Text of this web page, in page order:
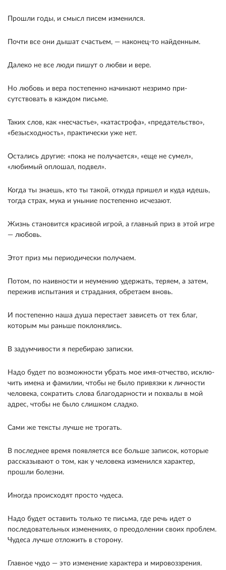
Прошли годы, и смысл писем изменился.
Почти все они дышат счастьем, — наконец-то найденным.
Далеко не все люди пишут о любви и вере.
Но любовь и вера постепенно начинают незримо при­
сутствовать в каждом письме.
Таких слов, как «не­счастье», «катастрофа», «предательство»,
«безыс­ходность», практически уже нет.
Остались другие: «пока не получается», «еще не сумел»,
«любимый оплошал, подвел».
Когда ты знаешь, кто ты такой, откуда пришел и куда идешь,
тогда страх, мука и уныние постепенно исчезают.
Жизнь становится красивой игрой, а главный приз в этой игре
— любовь.
Этот приз мы периодически получаем.
Потом, по наивности и не­умению удержать, теряем, а затем,
пережив испыта­ния и страдания, обретаем вновь.
И постепенно наша душа перестает зависеть от тех благ,
которым мы раньше поклонялись.
В задумчивости я перебираю записки.
Надо будет по возможности убрать мое имя-отчество, исклю­
чить имена и фамилии, чтобы не было привязки к личности
человека, сократить слова благодарности и похвалы в мой
адрес, чтобы не было слишком слад­ко.
Сами же тексты лучше не трогать.
В последнее время появляется все больше запи­сок, которые
рассказывают о том, как у человека из­менился характер,
прошли болезни.
Иногда проис­ходят просто чудеса.
Надо будет оставить только те письма, где речь идет о
последовательных изменени­ях, о преодолении своих проблем.
Чудеса лучше от­ложить в сторону.
Главное чудо — это изменение характера и миро­воззрения.